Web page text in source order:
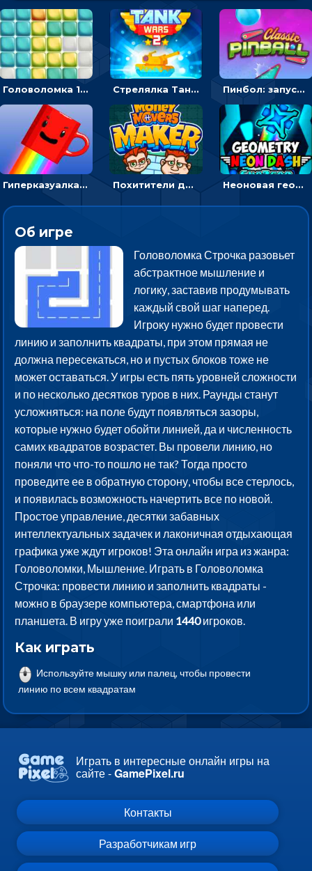
Головоломка 10х10 Стрелялка Танковые войны: бить по танку врага, чтобы уничтожить зло Пинбол: запускать шарик, чтобы выбивать очки
Гиперказуалка Летающая чашка кофе: двигаться и собирать кубики сахара Похитители денег: управляйте друзьями и соберите все мешки с долларами Неоновая геометрия: прыгай через препятствия и собирай шары
Об игре
Головоломка Строчка разовьет
абстрактное мышление и
логику, заставив продумывать
каждый свой шаг наперед.
Игроку нужно будет провести
линию и заполнить квадраты, при этом прямая не
должна пересекаться, но и пустых блоков тоже не
может оставаться. У игры есть пять уровней сложности
и по несколько десятков туров в них. Раунды станут
усложняться: на поле будут появляться зазоры,
которые нужно будет обойти линией, да и численность
самих квадратов возрастет. Вы провели линию, но
поняли что что-то пошло не так? Тогда просто
проведите ее в обратную сторону, чтобы все стерлось,
и появилась возможность начертить все по новой.
Простое управление, десятки забавных
интеллектуальных задачек и лаконичная отдыхающая
графика уже ждут игроков! Эта онлайн игра из жанра:
Головоломки, Мышление. Играть в Головоломка
Строчка: провести линию и заполнить квадраты -
можно в браузере компьютера, смартфона или
планшета. В игру уже поиграли 1440игроков.
Как играть
Используйте мышку или палец, чтобы провести
линию по всем квадратам
Играть в интересные онлайн игры на
сайте -GamePixel.ru
Контакты
Разработчикам игр